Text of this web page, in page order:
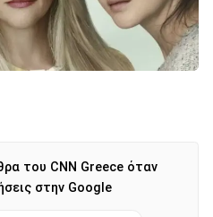
του CNN Greece όταν
στην Google